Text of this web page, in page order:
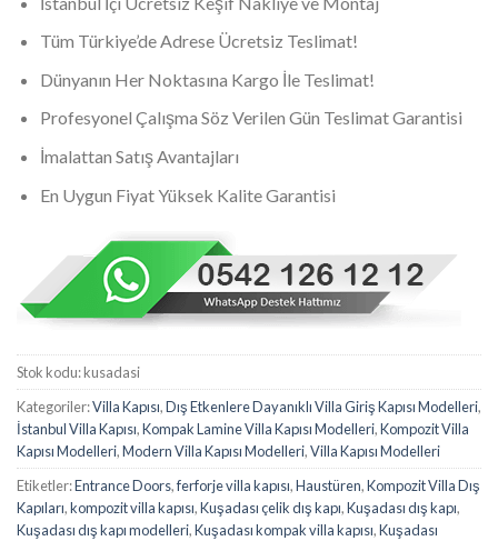
Tüm Türkiye’de Adrese Ücretsiz Teslimat!
Dünyanın Her Noktasına Kargo İle Teslimat!
Profesyonel Çalışma Söz Verilen Gün Teslimat Garantisi
İmalattan Satış Avantajları
En Uygun Fiyat Yüksek Kalite Garantisi
Stok kodu:kusadasi
Kategoriler:Villa Kapısı,Dış Etkenlere Dayanıklı Villa Giriş Kapısı Modelleri,
İstanbul Villa Kapısı,Kompak Lamine Villa Kapısı Modelleri,Kompozit Villa
Kapısı Modelleri,Modern Villa Kapısı Modelleri,Villa Kapısı Modelleri
Etiketler:Entrance Doors,ferforje villa kapısı,Haustüren,Kompozit Villa Dış
Kapıları,kompozit villa kapısı,Kuşadası çelik dış kapı,Kuşadası dış kapı,
Kuşadası dış kapı modelleri,Kuşadası kompak villa kapısı,Kuşadası